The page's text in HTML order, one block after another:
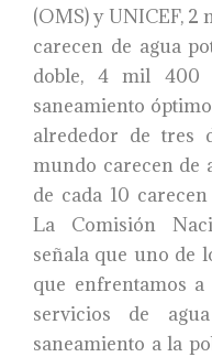
(OMS) y UNICEF, 2
carecen de agua
doble, 4 mil 400
saneamiento
alrededor de tres
mundo carecen de
de cada 10
La Comisión
señala que uno de
que enfrentamos
servicios de
saneamiento a la